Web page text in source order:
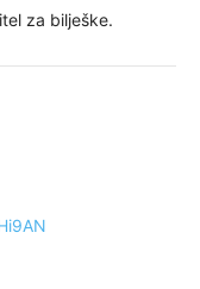
za bilješke.